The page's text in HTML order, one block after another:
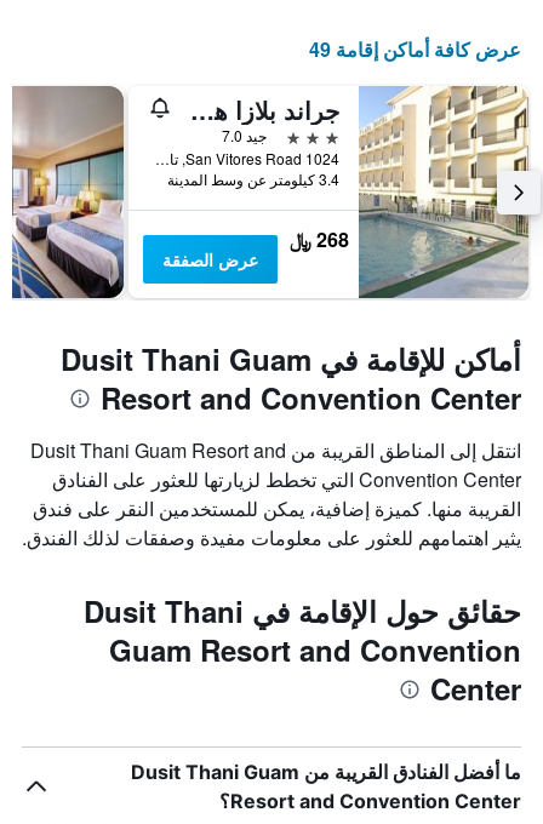
عرض كافة أماكن إقامة 49
جراند بلازا هوتل
3 نجوم
جيد 7.0
1024 San Vitores Road, تاموننغ, غوام
3.4 كيلومتر عن وسط المدينة
268 ﷼
عرض الصفقة
أماكن للإقامة في Dusit Thani Guam
Resort and Convention Center
انتقل إلى المناطق القريبة من Dusit Thani Guam Resort and
Convention Center التي تخطط لزيارتها للعثور على الفنادق
القريبة منها. كميزة إضافية، يمكن للمستخدمين النقر على فندق
يثير اهتمامهم للعثور على معلومات مفيدة وصفقات لذلك الفندق.
حقائق حول الإقامة في Dusit Thani
Guam Resort and Convention
Center
ما أفضل الفنادق القريبة من Dusit Thani Guam
Resort and Convention Center؟